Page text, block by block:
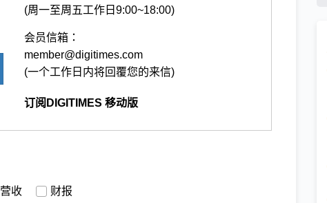
(周一至周五工作日9:00~18:00)
会员信箱：
member@digitimes.com
(一个工作日内将回覆您的来信)
订阅DIGITIMES 移动版
营收 财报